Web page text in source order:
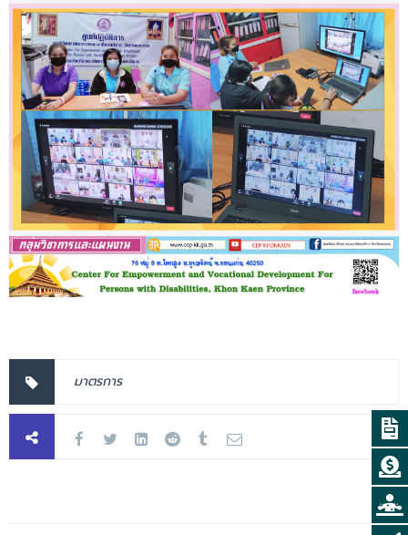
มาตรการ